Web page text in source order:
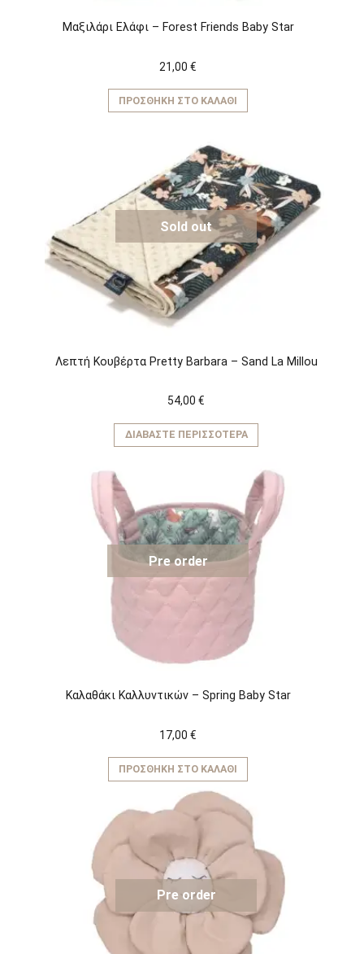
Μαξιλάρι Eλάφι – Forest Friends Baby Star
21,00 €
ΠΡΟΣΘΉΚΗ ΣΤΟ ΚΑΛΆΘΙ
Sold out
Λεπτή Κουβέρτα Pretty Barbara – Sand La Millou
54,00 €
ΔΙΑΒΆΣΤΕ ΠΕΡΙΣΣΌΤΕΡΑ
Pre order
Καλαθάκι Καλλυντικών – Spring Baby Star
17,00 €
ΠΡΟΣΘΉΚΗ ΣΤΟ ΚΑΛΆΘΙ
Pre order